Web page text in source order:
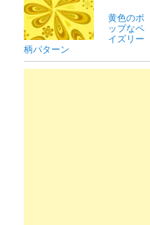
黄色のポ
ップなペ
イズリー
柄パターン